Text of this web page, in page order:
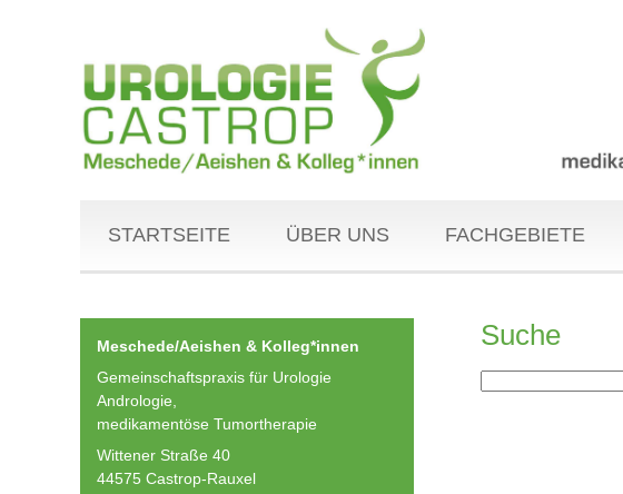
STARTSEITE ÜBER UNS FACHGEBIETE
Meschede/Aeishen & Kolleg*innen
Gemeinschaftspraxis für Urologie
Andrologie,
medikamentöse Tumortherapie
Wittener Straße 40
44575 Castrop-Rauxel
Suche